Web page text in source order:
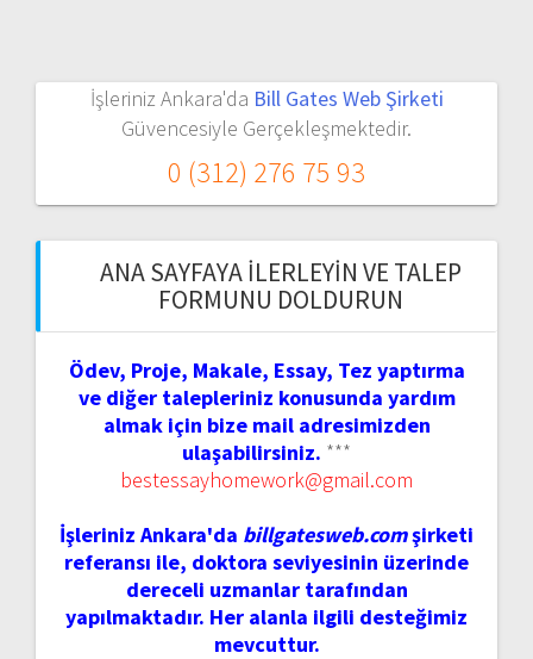
İşleriniz Ankara'da Bill Gates Web Şirketi
Güvencesiyle Gerçekleşmektedir.
0 (312) 276 75 93
ANA SAYFAYA İLERLEYIN VE TALEP
FORMUNU DOLDURUN
Ödev, Proje, Makale, Essay, Tez yaptırma
ve diğer talepleriniz konusunda yardım
almak için bize mail adresimizden
ulaşabilirsiniz. ***
bestessayhomework@gmail.com
İşleriniz Ankara'da billgatesweb.comşirketi
referansı ile, doktora seviyesinin üzerinde
dereceli uzmanlar tarafından
yapılmaktadır. Her alanla ilgili desteğimiz
mevcuttur.